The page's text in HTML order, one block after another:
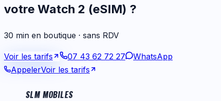
votre Watch 2 (eSIM) ?
30 min en boutique · sans RDV
Voir les tarifs 07 43 62 72 27
WhatsApp
AppelerVoir les tarifs
SLM MOBILES